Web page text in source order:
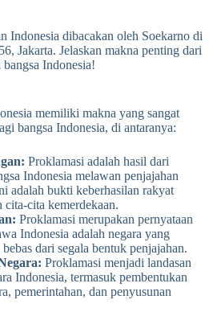
Indonesia dibacakan oleh Soekarno di
Jakarta. Jelaskan makna penting dari
Indonesia!
memiliki makna yang sangat
bangsa Indonesia, di antaranya:
Proklamasi adalah hasil dari
Indonesia melawan penjajahan
adalah bukti keberhasilan rakyat
cita-cita kemerdekaan.
Proklamasi merupakan pernyataan
Indonesia adalah negara yang
dari segala bentuk penjajahan.
Proklamasi menjadi landasan
Indonesia, termasuk pembentukan
pemerintahan, dan penyusunan